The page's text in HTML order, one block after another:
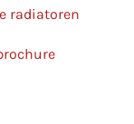
radiatoren